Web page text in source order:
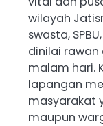
wilayah
swasta,
dinilai
malam hari.
lapangan
masyarakat
maupun